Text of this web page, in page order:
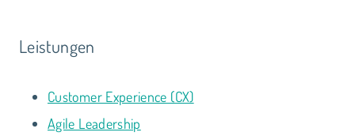
Leistungen
Customer Experience (CX)
Agile Leadership